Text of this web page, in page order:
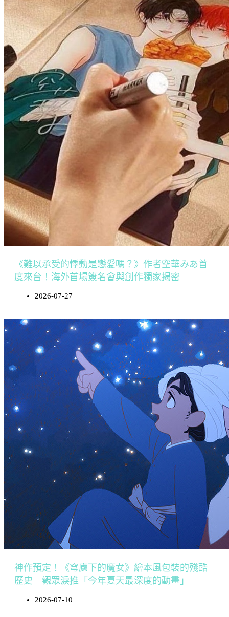
《難以承受的悸動是戀愛嗎？》作者空華みあ首
度來台！海外首場簽名會與創作獨家揭密
2026-07-27
神作預定！《穹廬下的魔女》繪本風包裝的殘酷
歷史 觀眾淚推「今年夏天最深度的動畫」
2026-07-10